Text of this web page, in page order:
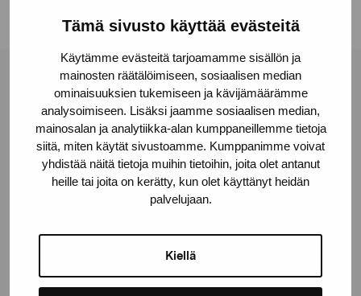
Tämä sivusto käyttää evästeitä
Käytämme evästeitä tarjoamamme sisällön ja
mainosten räätälöimiseen, sosiaalisen median
ominaisuuksien tukemiseen ja kävijämäärämme
analysoimiseen. Lisäksi jaamme sosiaalisen median,
mainosalan ja analytiikka-alan kumppaneillemme tietoja
siitä, miten käytät sivustoamme. Kumppanimme voivat
yhdistää näitä tietoja muihin tietoihin, joita olet antanut
heille tai joita on kerätty, kun olet käyttänyt heidän
palvelujaan.
Kiellä
Pro Artibus -säätiö
Kustaa Vaasan katu 11
10600 Tammisaari
proartibus@proartibus.fi